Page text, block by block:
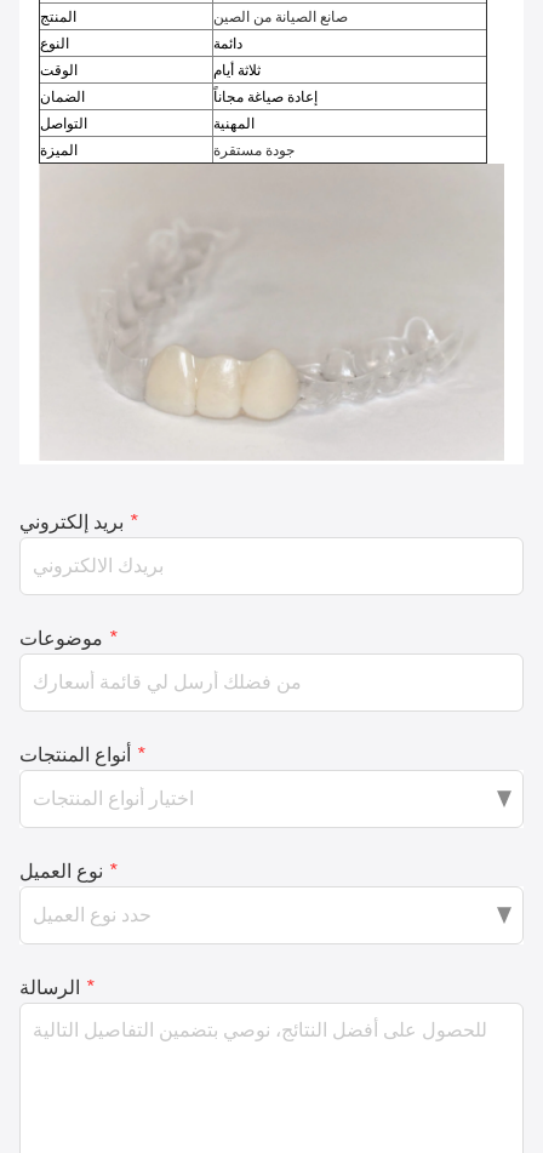
المنتج
صانع الصيانة من الصين
النوع
دائمة
الوقت
ثلاثة أيام
الضمان
إعادة صياغة مجاناً
التواصل
المهنية
الميزة
جودة مستقرة
بريد إلكتروني *
موضوعات *
أنواع المنتجات *
نوع العميل *
الرسالة *